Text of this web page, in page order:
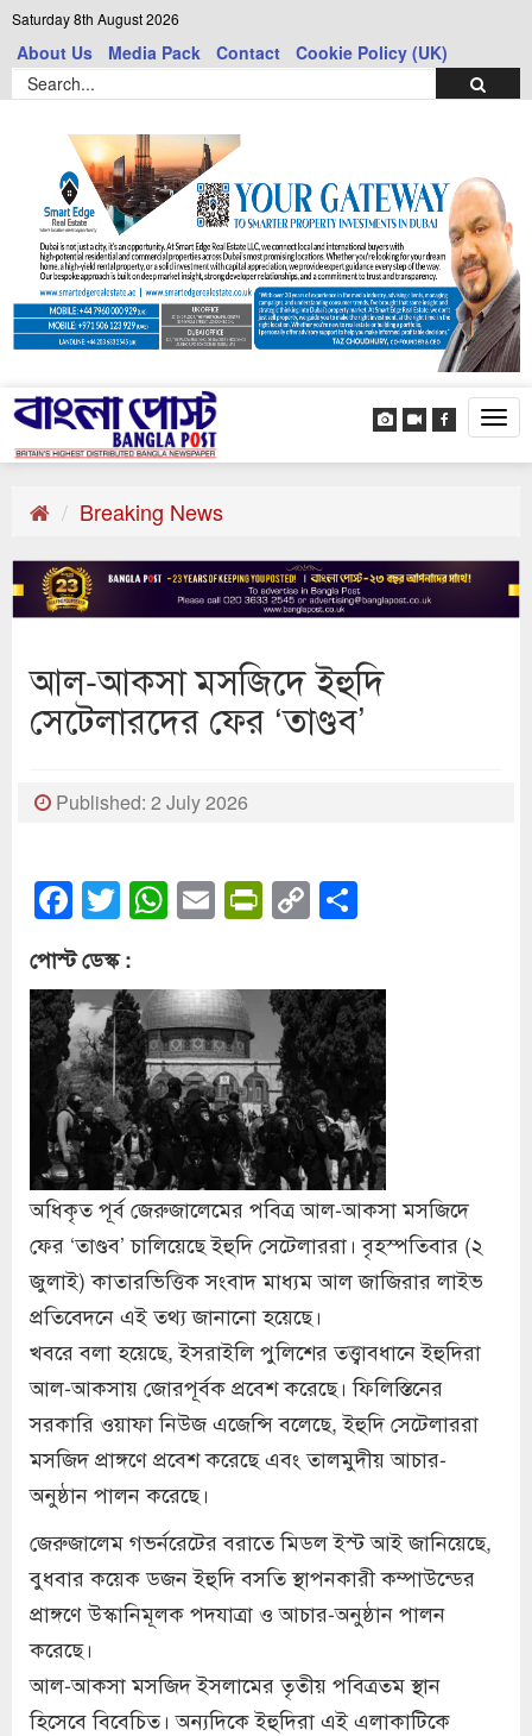
Saturday 8th August 2026
About Us Media Pack Contact Cookie Policy (UK)
Breaking News
আল-আকসা মসজিদে ইহুদি
সেটেলারদের ফের ‘তাণ্ডব’
Published: 2 July 2026
Facebook
Twitter
WhatsApp
EmailPrintFriendly
Copy
Link
পোস্ট ডেস্ক :
অধিকৃত পূর্ব জেরুজালেমের পবিত্র আল-আকসা মসজিদে
ফের ‘তাণ্ডব’ চালিয়েছে ইহুদি সেটেলাররা। বৃহস্পতিবার (২
জুলাই) কাতারভিত্তিক সংবাদ মাধ্যম আল জাজিরার লাইভ
প্রতিবেদনে এই তথ্য জানানো হয়েছে।
খবরে বলা হয়েছে, ইসরাইলি পুলিশের তত্ত্বাবধানে ইহুদিরা
আল-আকসায় জোরপূর্বক প্রবেশ করেছে। ফিলিস্তিনের
সরকারি ওয়াফা নিউজ এজেন্সি বলেছে, ইহুদি সেটেলাররা
মসজিদ প্রাঙ্গণে প্রবেশ করেছে এবং তালমুদীয় আচার-
অনুষ্ঠান পালন করেছে।
জেরুজালেম গভর্নরেটের বরাতে মিডল ইস্ট আই জানিয়েছে,
বুধবার কয়েক ডজন ইহুদি বসতি স্থাপনকারী কম্পাউন্ডের
প্রাঙ্গণে উস্কানিমূলক পদযাত্রা ও আচার-অনুষ্ঠান পালন
করেছে।
আল-আকসা মসজিদ ইসলামের তৃতীয় পবিত্রতম স্থান
হিসেবে বিবেচিত। অন্যদিকে ইহুদিরা এই এলাকাটিকে